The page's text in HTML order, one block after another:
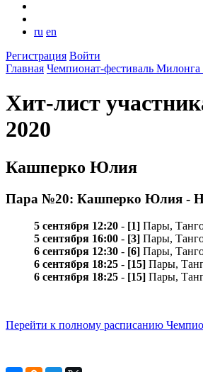
ru en
Регистрация Войти
Главная Чемпионат-фестиваль Милонга
Хит-лист
2020
Кашперко Юлия
Пара №20: Кашперко Юлия -
5 сентября 12:20 - [1] Пары,
5 сентября 16:00 - [3] Пары,
6 сентября 12:30 - [6] Пары,
6 сентября 18:25 - [15] Пары,
6 сентября 18:25 - [15] Пары,
Перейти к полному расписанию